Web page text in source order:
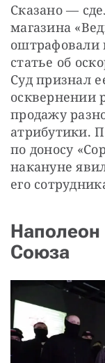
Сказано —
магазина
оштрафовали
статье об
Суд признал
осквернении
продажу
атрибутики.
по доносу
накануне
его
Наполеон
Союза